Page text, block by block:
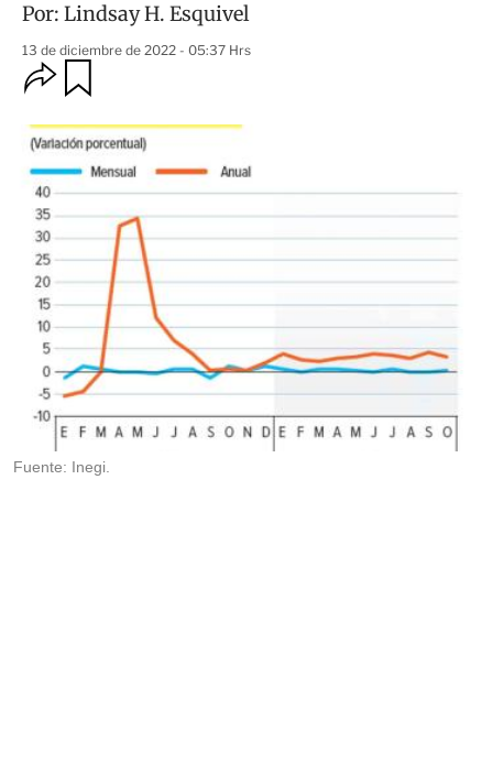
Por: Lindsay H. Esquivel
13 de diciembre de 2022 - 05:37 Hrs
O
p
i
o
n
e
s
d
e
c
o
a
r
t
i
r
r
d
a
Fuente: Inegi.